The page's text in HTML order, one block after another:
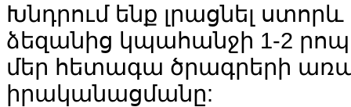
Խնդրում ենք լրացնել
ձեզանից կպահանջի 1-2
մեր հետագա ծրագրերի
իրականացմանը: